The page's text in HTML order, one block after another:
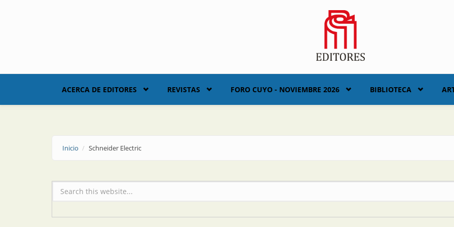
ACERCA DE EDITORES REVISTAS FORO CUYO - NOVIEMBRE 2026 BIBLIOTECA
Inicio Schneider Electric
Formulario de búsqueda